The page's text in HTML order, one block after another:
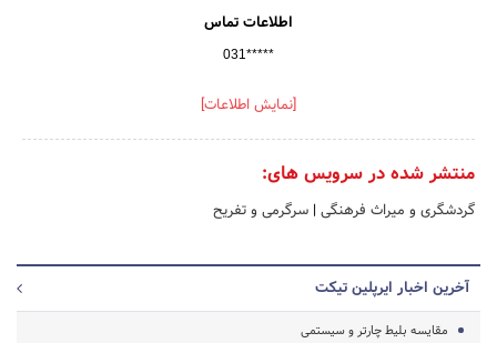
اطلاعات تماس
031*****
[نمایش اطلاعات]
منتشر شده در سرویس های:
گردشگری و میراث فرهنگی | سرگرمی و تفریح
آخرین اخبار ایرپلین تیکت
مقایسه بلیط چارتر و سیستمی